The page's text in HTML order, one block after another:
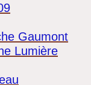
Gaumont
Lumière